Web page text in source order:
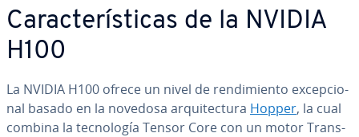
Ca­ra­c­te­rí­s­ti­cas de la NVIDIA
H100
La NVIDIA H100 ofrece un nivel de re­n­di­mie­n­to ex­ce­p­cio­
nal basado en la novedosa ar­qui­te­c­tu­ra Hopper, la cual
combina la te­c­no­lo­gía Tensor Core con un motor Tra­n­s­